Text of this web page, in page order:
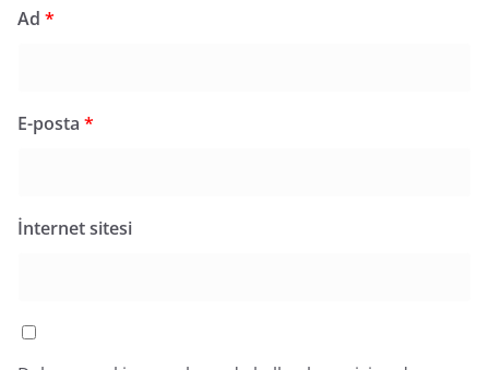
Ad *
E-posta *
İnternet sitesi